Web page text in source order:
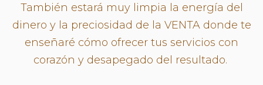
También estará muy limpia la energía del
dinero y la preciosidad de la VENTA donde te
enseñaré cómo ofrecer tus servicios con
corazón y desapegado del resultado.